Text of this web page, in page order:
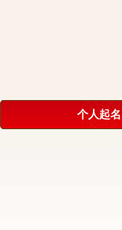
个人起名